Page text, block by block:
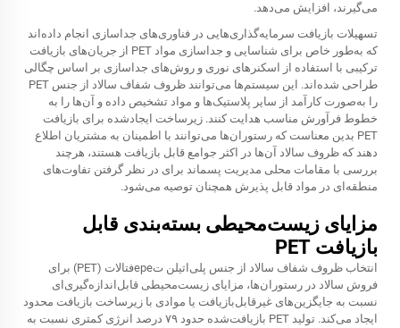
می‌گیرند، افزایش می‌دهد.
تسهیلات بازیافت سرمایه‌گذاری‌هایی در فناوری‌های جداسازی انجام داده‌اند
که به‌طور خاص برای شناسایی و جداسازی مواد PET از جریان‌های بازیافت
ترکیبی با استفاده از اسکنرهای نوری و روش‌های جداسازی بر اساس چگالی
طراحی شده‌اند. این سیستم‌ها می‌توانند ظروف شفاف سالاد از جنس PET
را به‌صورت کارآمد از سایر پلاستیک‌ها و مواد تشخیص داده و آن‌ها را به
خطوط فرآورش مناسب هدایت کنند. زیرساخت ایجادشده برای بازیافت
PET بدین معناست که رستوران‌ها می‌توانند با اطمینان به مشتریان اطلاع
دهند که ظروف سالاد آن‌ها در اکثر جوامع قابل بازیافت هستند، هرچند
بررسی با مقامات محلی مدیریت پسماند برای در نظر گرفتن تفاوت‌های
منطقه‌ای در مواد قابل پذیرش همچنان توصیه می‌شود.
مزایای زیست‌محیطی بسته‌بندی قابل
بازیافت PET
انتخاب ظروف شفاف سالاد از جنس پلی‌اتیلن تереفتالات (PET) برای
فروش سالاد در رستوران‌ها، مزایای زیست‌محیطی قابل‌اندازه‌گیری‌ای
نسبت به جایگزین‌های غیرقابل‌بازیافت یا موادی با زیرساخت بازیافت محدود
ایجاد می‌کند. تولید PET بازیافت‌شده حدود ۷۹ درصد انرژی کمتری نسبت به